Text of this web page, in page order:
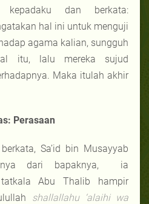
kepadaku dan berkata:
hal ini untuk menguji
agama kalian, sungguh
itu, lalu mereka sujud
Maka itulah akhir
Perasaan
Sa’id bin Musayyab
dari bapaknya, ia
Abu Thalib hampir
shallallahu ‘alaihi wa